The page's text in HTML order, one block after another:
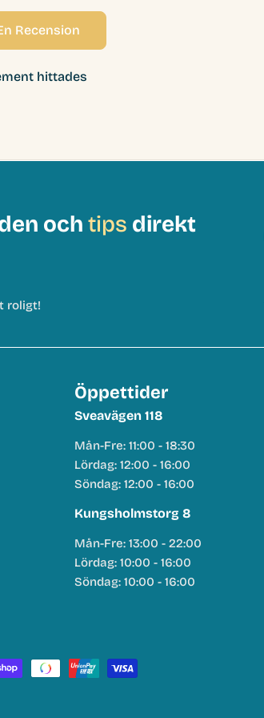
Recension
hittades
och tips direkt
roligt!
Öppettider
Sveavägen 118
Mån-Fre: 11:00 - 18:30
Lördag: 12:00 - 16:00
Söndag: 12:00 - 16:00
Kungsholmstorg 8
Mån-Fre: 13:00 - 22:00
Lördag: 10:00 - 16:00
Söndag: 10:00 - 16:00